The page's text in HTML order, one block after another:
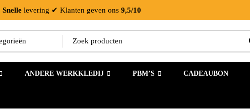
Snelle levering ✔ Klanten geven ons 9,5/10
ANDERE WERKKLEDIJ PBM’S CADEAUBON